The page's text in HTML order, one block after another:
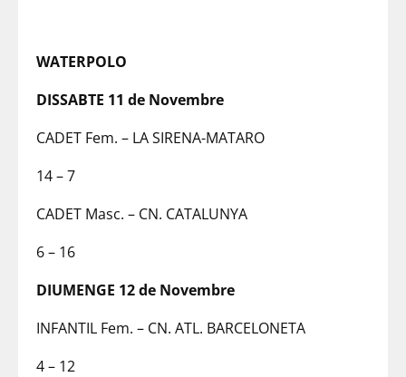
WATERPOLO
DISSABTE 11 de Novembre
CADET Fem. – LA SIRENA-MATARO
14 – 7
CADET Masc. – CN. CATALUNYA
6 – 16
DIUMENGE 12 de Novembre
INFANTIL Fem. – CN. ATL. BARCELONETA
4 – 12